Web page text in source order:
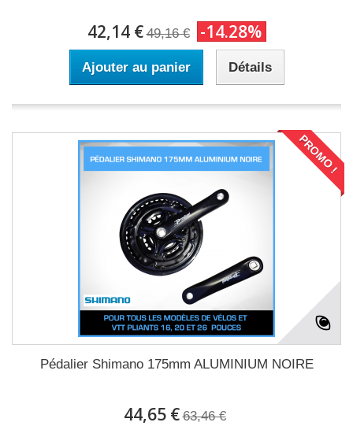
42,14 € 49,16 € -14.28%
Ajouter au panier Détails
PROMO !
Pédalier Shimano 175mm ALUMINIUM NOIRE
44,65 € 63,46 €